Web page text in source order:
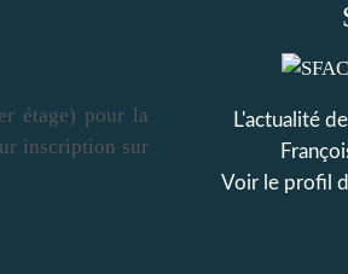
étage) pour la
inscription sur
L'actualité
Voir le profil